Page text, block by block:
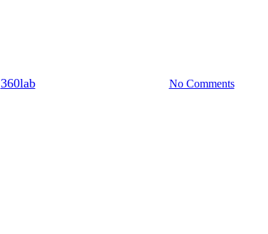
360lab06/07/2023 No Comments